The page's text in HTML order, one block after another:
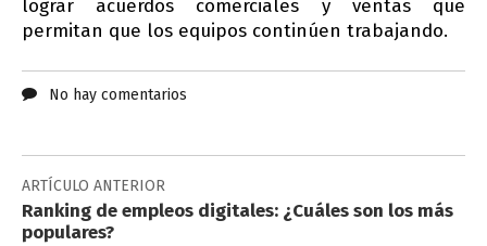
lograr acuerdos comerciales y ventas que
permitan que los equipos continúen trabajando.
No hay comentarios
ARTÍCULO ANTERIOR
Ranking de empleos digitales: ¿Cuáles son los más
populares?